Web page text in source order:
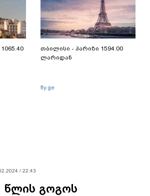
თბილისი - პარიზი 1594.00
ლარიდან
fly.ge
/ 22:43
გოგოს